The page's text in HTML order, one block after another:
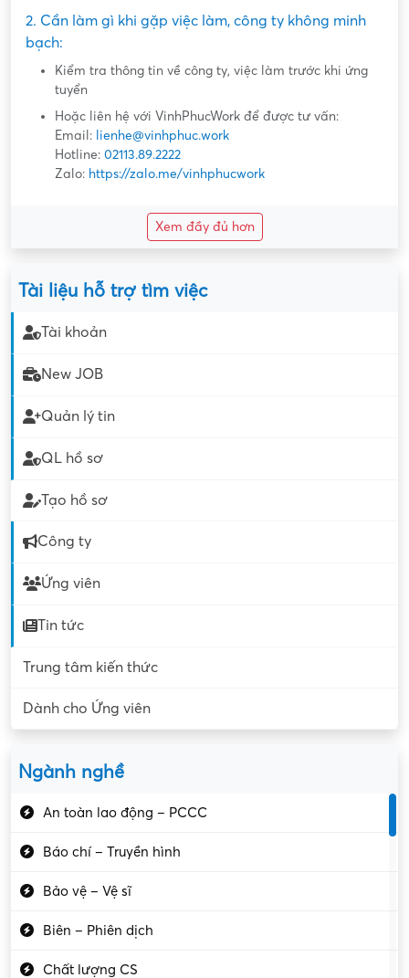
2. Cần làm gì khi gặp việc làm, công ty không minh
bạch:
Kiểm tra thông tin về công ty, việc làm trước khi ứng
tuyển
Hoặc liên hệ với VinhPhucWork để được tư vấn:
Email: lienhe@vinhphuc.work
Hotline: 02113.89.2222
Zalo: https://zalo.me/vinhphucwork
Xem đầy đủ hơn
Tài liệu hỗ trợ tìm việc
Tài khoản
New JOB
Quản lý tin
QL hồ sơ
Tạo hồ sơ
Công ty
Ứng viên
Tin tức
Trung tâm kiến thức
Dành cho Ứng viên
Ngành nghề
An toàn lao động – PCCC
Báo chí – Truyền hình
Bảo vệ – Vệ sĩ
Biên – Phiên dịch
Chất lượng CS